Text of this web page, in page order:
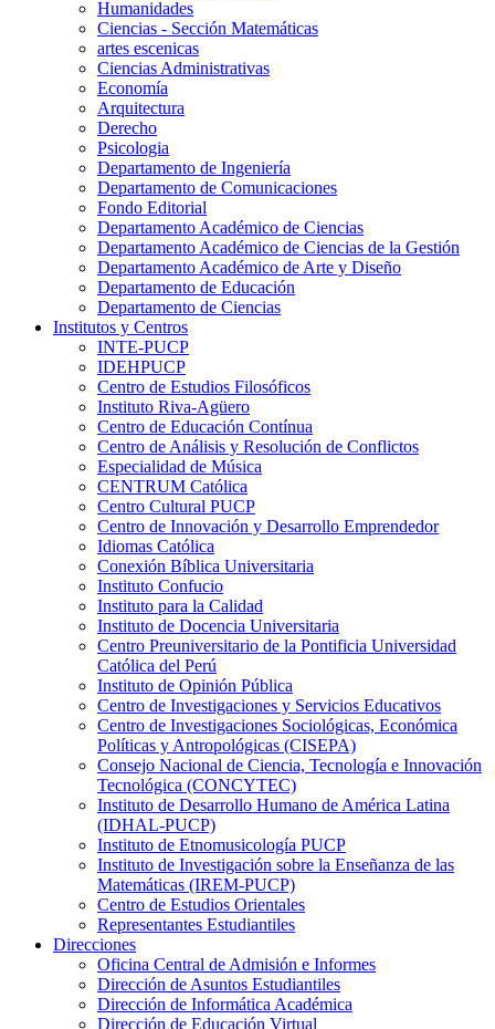
Humanidades
Ciencias - Sección Matemáticas
artes escenicas
Ciencias Administrativas
Economía
Arquitectura
Derecho
Psicologia
Departamento de Ingeniería
Departamento de Comunicaciones
Fondo Editorial
Departamento Académico de Ciencias
Departamento Académico de Ciencias de la Gestión
Departamento Académico de Arte y Diseño
Departamento de Educación
Departamento de Ciencias
Institutos y Centros
INTE-PUCP
IDEHPUCP
Centro de Estudios Filosóficos
Instituto Riva-Agüero
Centro de Educación Contínua
Centro de Análisis y Resolución de Conflictos
Especialidad de Música
CENTRUM Católica
Centro Cultural PUCP
Centro de Innovación y Desarrollo Emprendedor
Idiomas Católica
Conexión Bíblica Universitaria
Instituto Confucio
Instituto para la Calidad
Instituto de Docencia Universitaria
Centro Preuniversitario de la Pontificia Universidad
Católica del Perú
Instituto de Opinión Pública
Centro de Investigaciones y Servicios Educativos
Centro de Investigaciones Sociológicas, Económica
Políticas y Antropológicas (CISEPA)
Consejo Nacional de Ciencia, Tecnología e Innovación
Tecnológica (CONCYTEC)
Instituto de Desarrollo Humano de América Latina
(IDHAL-PUCP)
Instituto de Etnomusicología PUCP
Instituto de Investigación sobre la Enseñanza de las
Matemáticas (IREM-PUCP)
Centro de Estudios Orientales
Representantes Estudiantiles
Direcciones
Oficina Central de Admisión e Informes
Dirección de Asuntos Estudiantiles
Dirección de Informática Académica
Dirección de Educación Virtual